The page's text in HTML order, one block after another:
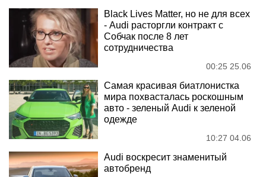
Black Lives Matter, но не для всех
- Audi расторгли контракт с
Собчак после 8 лет
сотрудничества
00:25 25.06
Самая красивая биатлонистка
мира похвасталась роскошным
авто - зеленый Audi к зеленой
одежде
10:27 04.06
Audi воскресит знаменитый
автобренд